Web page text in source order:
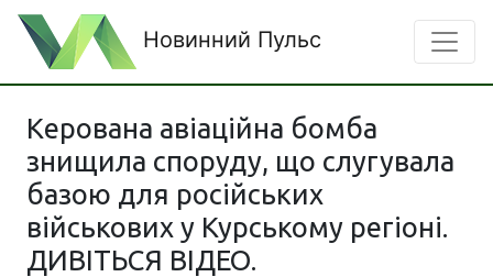
Новинний Пульс
Керована авіаційна бомба
знищила споруду, що слугувала
базою для російських
військових у Курському регіоні.
ДИВІТЬСЯ ВІДЕО.